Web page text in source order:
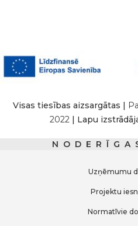
Visas tiesības aizsargātas |
2022| Lapu
Uzņēmumu
Projektu
Normatīvie